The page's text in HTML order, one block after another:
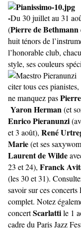
-Du 30 juillet au 31
(Pierre de Bethmann
huit ténors de
l’honorable club,
style, ses couleurs
citer tous ces
ne manquez pas
Yaron Herman(et
Enrico Pieranunzi
et 3 août), René
Marie(et ses
Laurent de Wilde
23 et 24), Franck
(les 30 et 31).
savoir sur ces
complet. Notez
concertScarlattile 1
cadre du Paris Jazz